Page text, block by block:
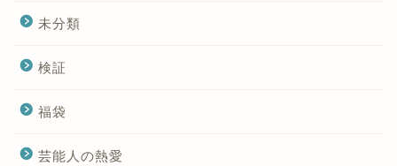
未分類
検証
福袋
芸能人の熱愛